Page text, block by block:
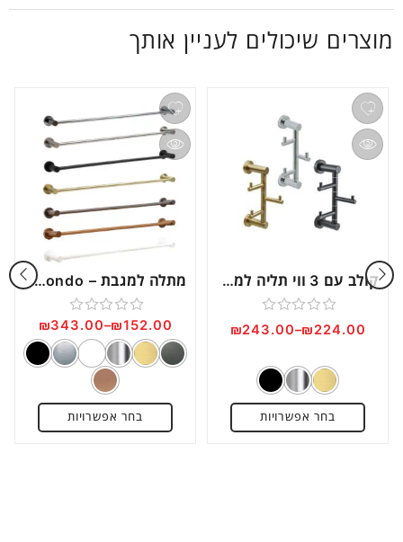
מוצרים שיכולים לעניין אותך
קולב עם 3 ווי תליה למגבות – Rondo דגם RO13
דורג
מתוך
5
₪224.00
–
₪243.00
בחר אפשרויות
מתלה למגבת – Rondo דגם RO16
דורג
0
מתוך
₪152.00
–
₪343.00
בחר אפשרויות